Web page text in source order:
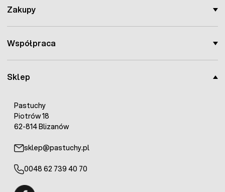
Sklep
Pastuchy
Piotrów 18
62-814 Blizanów
sklep@pastuchy.pl
0048 62 739 40 70
Zakupy
Współpraca